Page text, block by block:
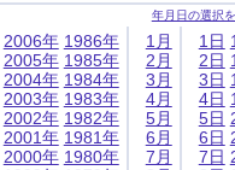
年月日の選択
2006年
2005年
2004年
2003年
2002年
2001年
2000年
1986年
1985年
1984年
1983年
1982年
1981年
1980年
1月
2月
3月
4月
5月
6月
7月
1日
2日
3日
4日
5日
6日
7日